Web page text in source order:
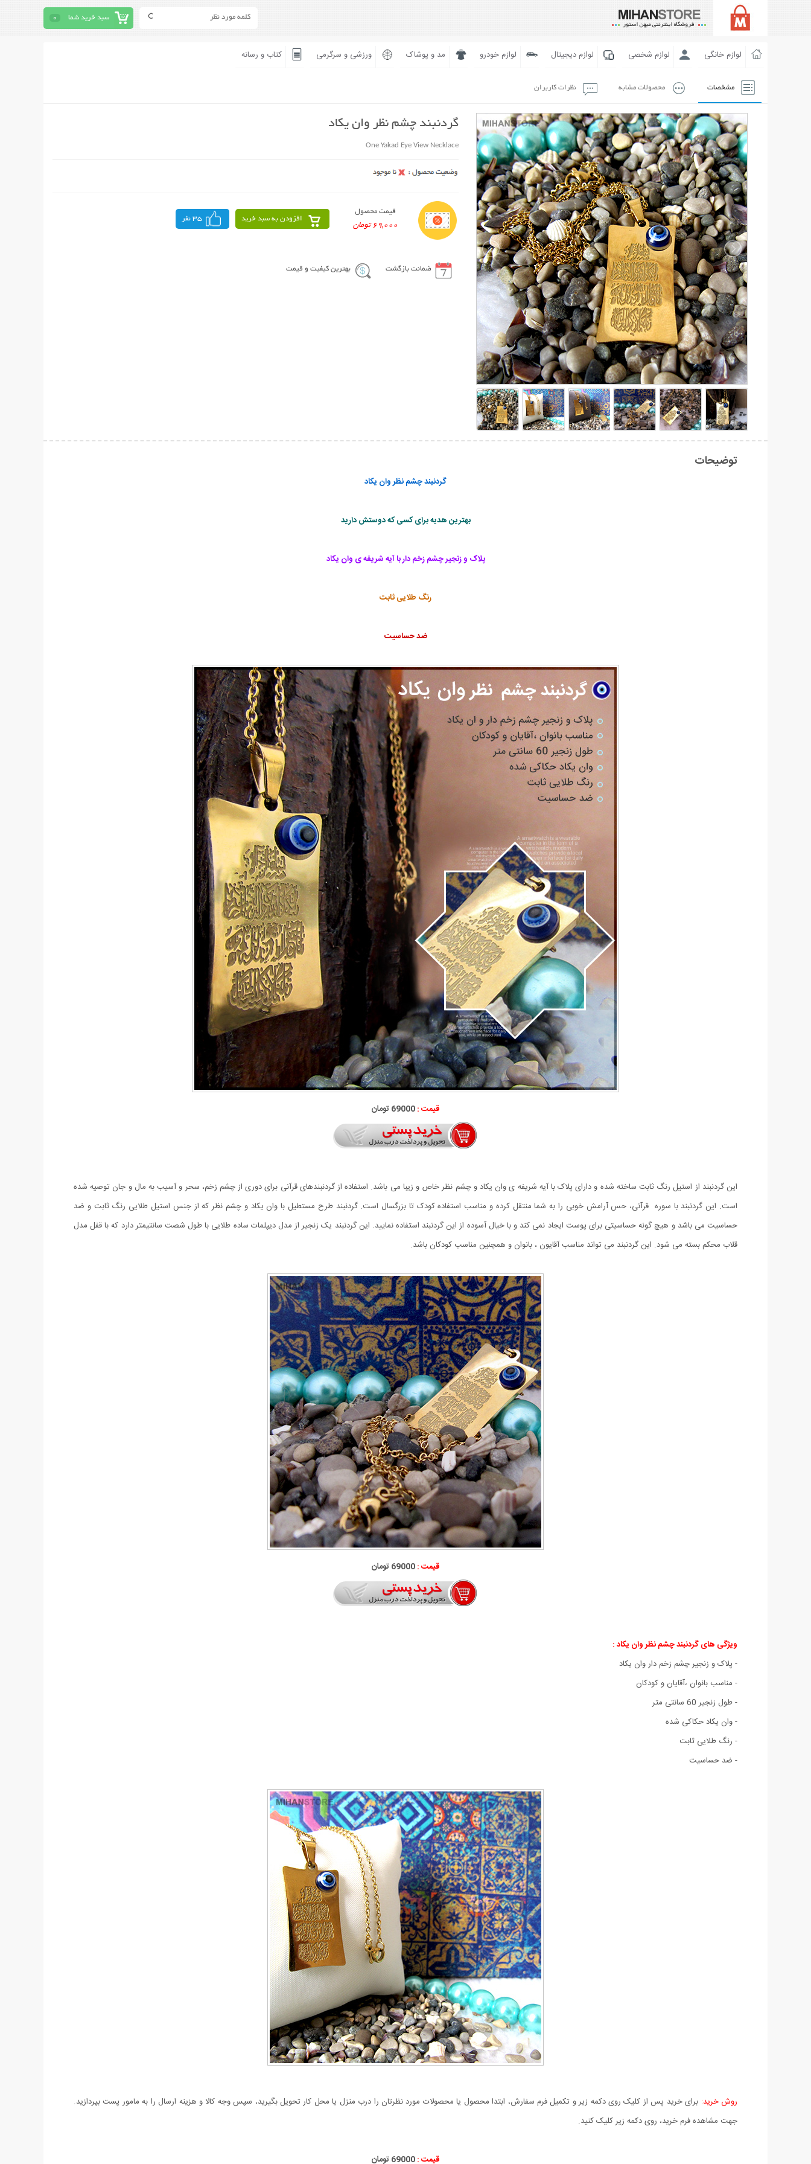
سبد خرید شما 0
لوازم خانگی لوازم شخصی لوازم دیجیتال لوازم خودرو مد و پوشاک ورزشی و سرگرمی کتاب و رسانه
مشخصات محصولات مشابه نظرات کاربران
گردنبند چشم نظر وان یکاد
One Yakad Eye View Necklace
قیمت محصول
69,000 تومان
افزودن به سبد خرید 35 نفر
ضمانت بازگشت بهترین کیفیت و قیمت
توضیحات
گردنبند چشم نظر وان یکاد
بهترین هدیه برای کسی که دوستش دارید
پلاک و زنجیر چشم زخم داربا آیه شریفه ی وان یکاد
رنگ طلایی ثابت
ضد حساسیت
قیمت :69000 تومان
این گردنبند از استیل رنگ ثابت ساخته شده و دارای پلاک با آیه شریفه ی وان یکاد و چشم نظر خاص و زیبا می باشد. استفاده از گردنبندهای قرآنی برای دوری از چشم زخم، سحر و آسیب به مال و جان توصیه شده
است. این گردنبند با سوره قرآنی، حس آرامش خوبی را به شما منتقل کرده و مناسب استفاده کودک تا بزرگسال است. گردنبند طرح مستطیل با وان یکاد و چشم نظر که از جنس استیل طلایی رنگ ثابت و ضد
حساسیت می باشد و هیچ گونه حساسیتی برای پوست ایجاد نمی کند و با خیال آسوده از این گردنبند استفاده نمایید. این گردنبند یک زنجیر از مدل دیپلمات ساده طلایی با طول شصت سانتیمتر دارد که با قفل مدل
قلاب محکم بسته می شود. این گردنبند می تواند مناسب آقایون ، بانوان و همچنین مناسب کودکان باشد.
قیمت :69000 تومان
ویژگی های گردنبند چشم نظر وان یکاد :
- پلاک و زنجیر چشم زخم دار وان یکاد
- مناسب بانوان ،آقایان و کودکان
- طول زنجیر 60 سانتی متر
- وان یکاد حکاکی شده
- رنگ طلایی ثابت
- ضد حساسیت
روش خرید: برای خرید پس از کلیک روی دکمه زیر و تکمیل فرم سفارش، ابتدا محصول یا محصولات مورد نظرتان را درب منزل یا محل کار تحویل بگیرید، سپس وجه کالا و هزینه ارسال را به مامور پست بپردازید.
جهت مشاهده فرم خرید، روی دکمه زیر کلیک کنید.
قیمت : 69000 تومان